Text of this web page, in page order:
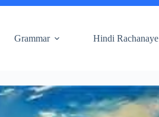
Grammar Hindi Rachanaye